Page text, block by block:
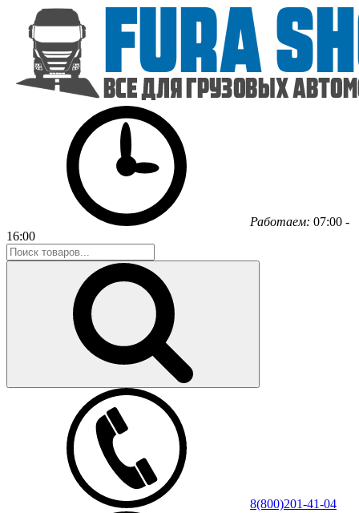
Работаем: 07:00 -
16:00
8(800)201-41-04